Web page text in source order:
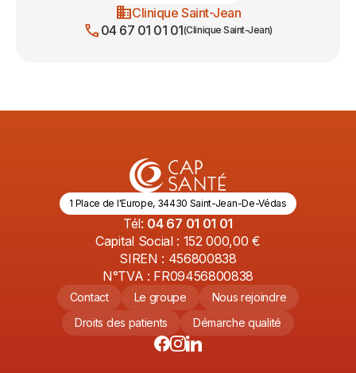
domainClinique Saint-Jean
call 04 67 01 01 01(Clinique Saint-Jean)
1 Place de l'Europe, 34430 Saint-Jean-De-Védas
Tél: 04 67 01 01 01
Capital Social : 152 000,00 €
SIREN : 456800838
N°TVA : FR09456800838
Contact Le groupe
Nous rejoindre
Droits des patients
Démarche qualité